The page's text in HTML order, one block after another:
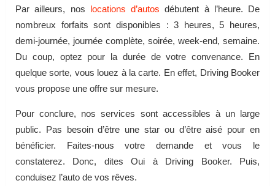
Par ailleurs, nos locations d’autos débutent à l’heure. De
nombreux forfaits sont disponibles : 3 heures, 5 heures,
demi-journée, journée complète, soirée, week-end, semaine.
Du coup, optez pour la durée de votre convenance. En
quelque sorte, vous louez à la carte. En effet, Driving Booker
vous propose une offre sur mesure.
Pour conclure, nos services sont accessibles à un large
public. Pas besoin d’être une star ou d’être aisé pour en
bénéficier. Faites-nous votre demande et vous le
constaterez. Donc, dites Oui à Driving Booker. Puis,
conduisez l’auto de vos rêves.